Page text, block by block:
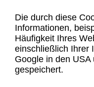
Die durch diese
Informationen,
Häufigkeit Ihres
einschließlich Ihrer
Google in den
gespeichert.